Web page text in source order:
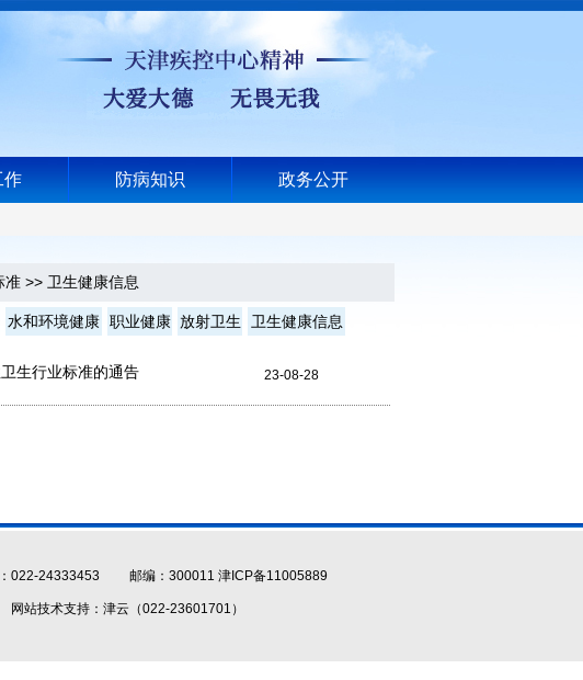
作 防病知识 政务公开
准 >> 卫生健康信息
水和环境健康 职业健康 放射卫生 卫生健康信息
生行业标准的通告 23-08-28
022-24333453 邮编：300011 津ICP备11005889
站技术支持：津云（022-23601701）